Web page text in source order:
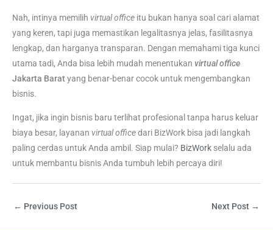
Nah, intinya memilih virtual office itu bukan hanya soal cari alamat
yang keren, tapi juga memastikan legalitasnya jelas, fasilitasnya
lengkap, dan harganya transparan. Dengan memahami tiga kunci
utama tadi, Anda bisa lebih mudah menentukan virtual office
Jakarta Baratyang benar-benar cocok untuk mengembangkan
bisnis.
Ingat, jika ingin bisnis baru terlihat profesional tanpa harus keluar
biaya besar, layanan virtual officedari BizWork bisa jadi langkah
paling cerdas untuk Anda ambil. Siap mulai? BizWork selalu ada
untuk membantu bisnis Anda tumbuh lebih percaya diri!
← Previous Post Next Post →